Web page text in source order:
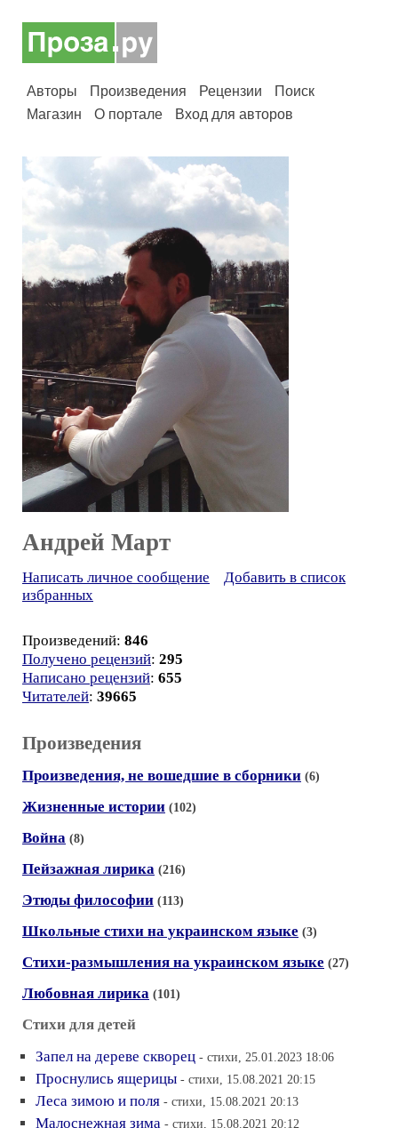
Авторы Произведения Рецензии
Поиск
Магазин
О портале Вход для авторов
Андрей Март
Написать личное сообщение
Добавить в список
избранных
Произведений: 846
Получено рецензий: 295
Написано рецензий: 655
Читателей: 39665
Произведения
Произведения, не вошедшие в сборники (6)
Жизненные истории (102)
Война (8)
Пейзажная лирика (216)
Этюды философии (113)
Школьные стихи на украинском языке (3)
Стихи-размышления на украинском языке (27)
Любовная лирика (101)
Стихи для детей
Запел на дереве скворец - стихи, 25.01.2023 18:06
Проснулись ящерицы - стихи, 15.08.2021 20:15
Леса зимою и поля - стихи, 15.08.2021 20:13
Малоснежная зима - стихи, 15.08.2021 20:12